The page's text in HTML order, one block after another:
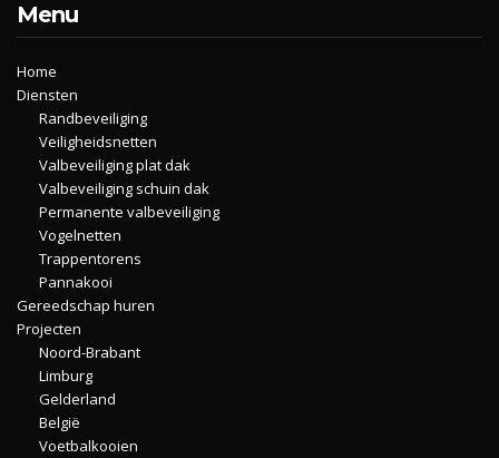
Menu
Home
Diensten
Randbeveiliging
Veiligheidsnetten
Valbeveiliging plat dak
Valbeveiliging schuin dak
Permanente valbeveiliging
Vogelnetten
Trappentorens
Pannakooi
Gereedschap huren
Projecten
Noord-Brabant
Limburg
Gelderland
België
Voetbalkooien